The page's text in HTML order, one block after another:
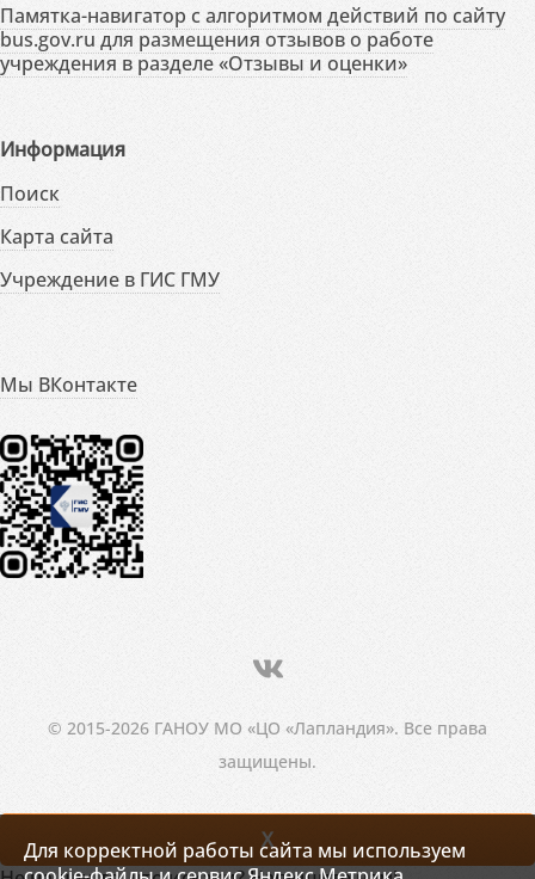
Памятка-навигатор с алгоритмом действий по сайту
bus.gov.ru для размещения отзывов о работе
учреждения в разделе «Отзывы и оценки»
Информация
Поиск
Карта сайта
Учреждение в ГИС ГМУ
Мы ВКонтакте
© 2015-2026 ГАНОУ МО «ЦО «Лапландия». Все права
защищены.
Для корректной работы сайта мы используем
X